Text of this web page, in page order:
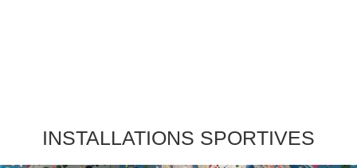
INSTALLATIONS SPORTIVES